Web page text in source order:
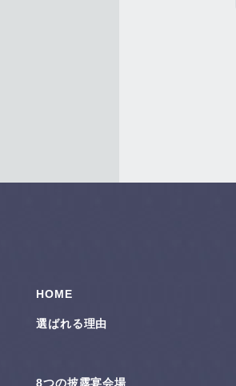
HOME
選ばれる理由
8つの披露宴会場